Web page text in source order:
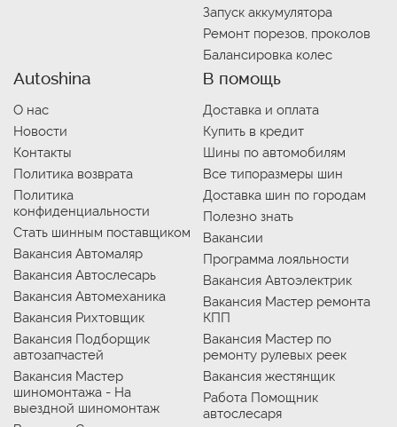
Запуск аккумулятора
Ремонт порезов, проколов
Балансировка колес
Autoshina
О нас
Новости
Контакты
Политика возврата
Политика
конфиденциальности
Стать шинным поставщиком
Вакансия Автомаляр
Вакансия Автослесарь
Вакансия Автомеханика
Вакансия Рихтовщик
Вакансия Подборщик
автозапчастей
Вакансия Мастер
шиномонтажа - На
выездной шиномонтаж
В помощь
Доставка и оплата
Купить в кредит
Шины по автомобилям
Все типоразмеры шин
Доставка шин по городам
Полезно знать
Вакансии
Программа лояльности
Вакансия Автоэлектрик
Вакансия Мастер ремонта
КПП
Вакансия Мастер по
ремонту рулевых реек
Вакансия жестянщик
Работа Помощник
автослесаря